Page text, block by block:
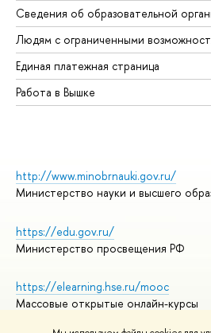
Сведения об образовательной
Людям с ограниченными
Единая платежная страница
Работа в Вышке
http://www.minobrnauki.gov.ru/
Министерство науки и высшего
https://edu.gov.ru/
Министерство просвещения РФ
https://elearning.hse.ru/mooc
Массовые открытые онлайн-курсы